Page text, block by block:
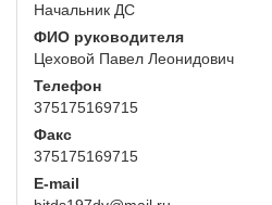
Начальник ДС
ФИО руководителя
Цеховой Павел Леонидович
Телефон
375175169715
Факс
375175169715
E-mail